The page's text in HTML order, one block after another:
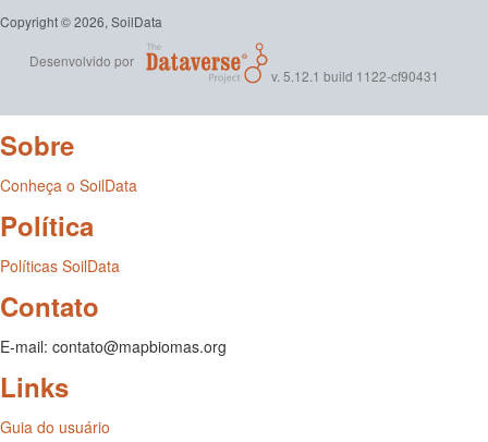
Copyright © 2026, SoilData
Desenvolvido por
v. 5.12.1 build 1122-cf90431
Sobre
Conheça o SoilData
Política
Políticas SoilData
Contato
E-mail: contato@mapbiomas.org
Links
Guia do usuário